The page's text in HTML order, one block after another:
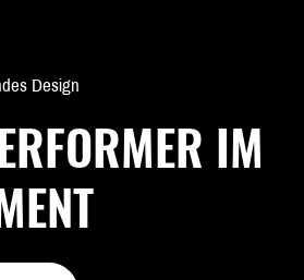
Design
IM